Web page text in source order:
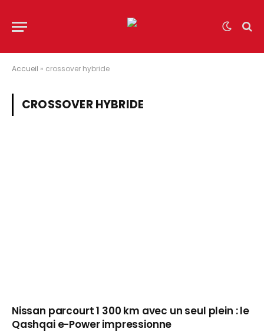
Accueil » crossover hybride
CROSSOVER HYBRIDE
Nissan parcourt 1 300 km avec un seul plein : le
Qashqai e-Power impressionne